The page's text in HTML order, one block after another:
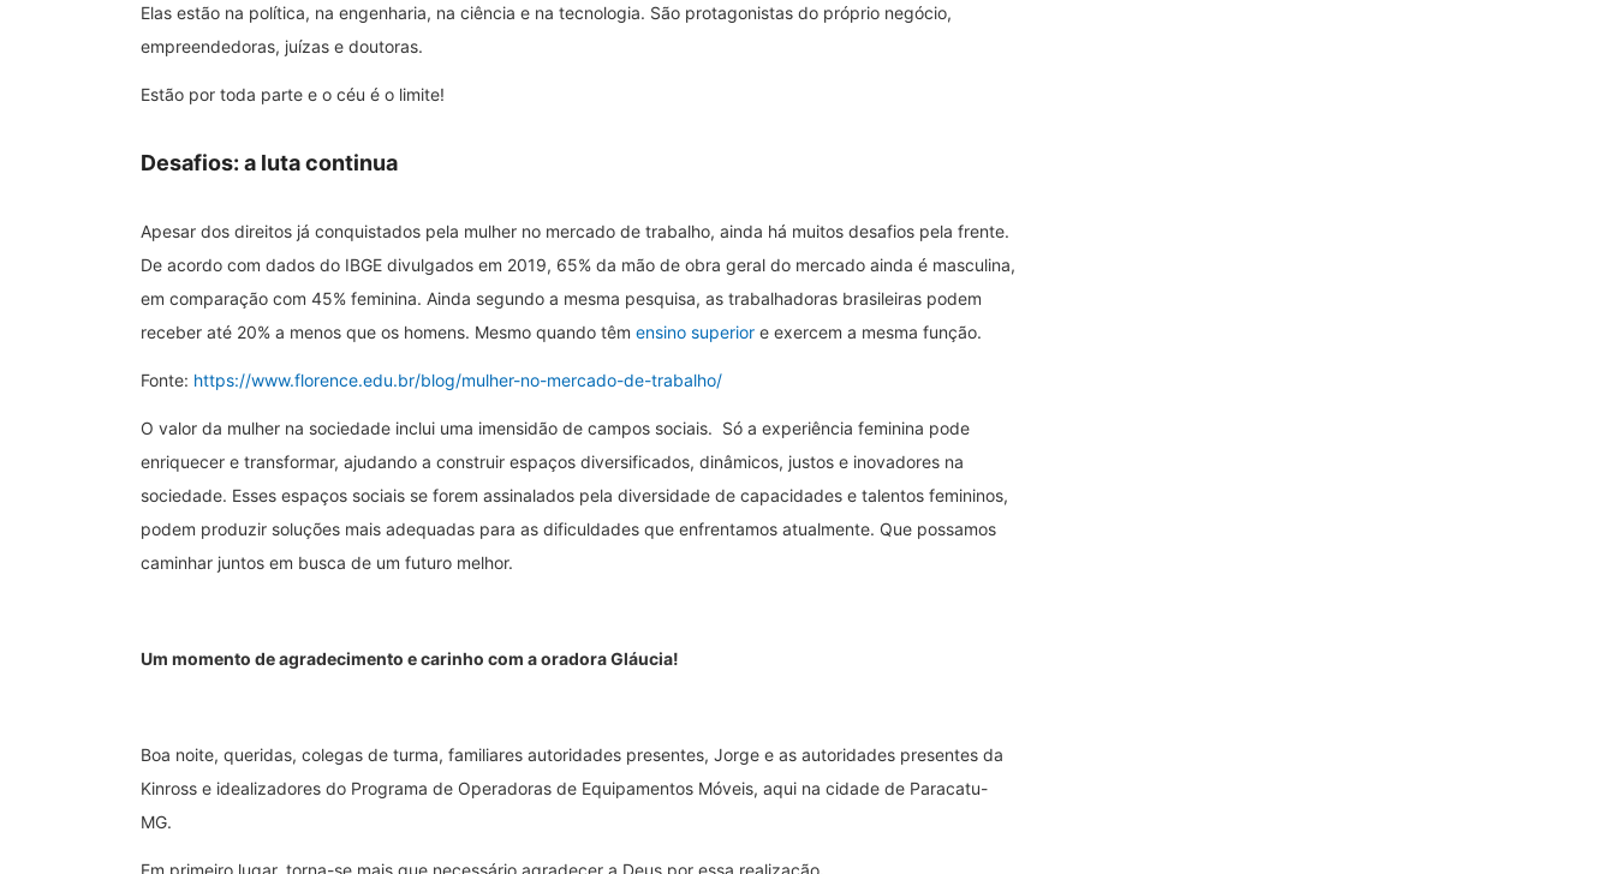
Elas estão na política, na engenharia, na ciência e na tecnologia. São protagonistas do próprio negócio,
empreendedoras, juízas e doutoras.
Estão por toda parte e o céu é o limite!
Desafios: a luta continua
Apesar dos direitos já conquistados pela mulher no mercado de trabalho, ainda há muitos desafios pela frente.
De acordo com dados do IBGE divulgados em 2019, 65% da mão de obra geral do mercado ainda é masculina,
em comparação com 45% feminina. Ainda segundo a mesma pesquisa, as trabalhadoras brasileiras podem
receber até 20% a menos que os homens. Mesmo quando têm ensino superior e exercem a mesma função.
Fonte: https://www.florence.edu.br/blog/mulher-no-mercado-de-trabalho/
O valor da mulher na sociedade inclui uma imensidão de campos sociais. Só a experiência feminina pode
enriquecer e transformar, ajudando a construir espaços diversificados, dinâmicos, justos e inovadores na
sociedade. Esses espaços sociais se forem assinalados pela diversidade de capacidades e talentos femininos,
podem produzir soluções mais adequadas para as dificuldades que enfrentamos atualmente. Que possamos
caminhar juntos em busca de um futuro melhor.
Um momento de agradecimento e carinho com a oradora Gláucia!
Boa noite, queridas, colegas de turma, familiares autoridades presentes, Jorge e as autoridades presentes da
Kinross e idealizadores do Programa de Operadoras de Equipamentos Móveis, aqui na cidade de Paracatu-
MG.
Em primeiro lugar, torna-se mais que necessário agradecer a Deus por essa realização.